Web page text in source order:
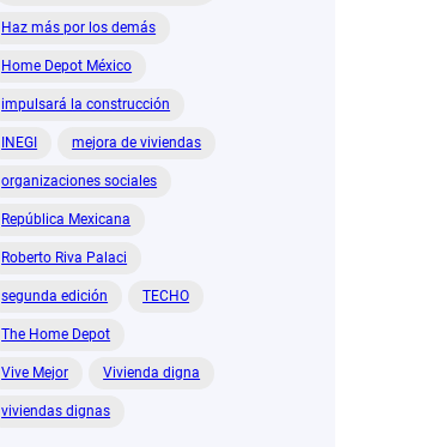
Haz más por los demás
Home Depot México
impulsará la construcción
INEGI mejora de viviendas
organizaciones sociales
República Mexicana
Roberto Riva Palaci
segunda edición TECHO
The Home Depot
Vive Mejor Vivienda digna
viviendas dignas